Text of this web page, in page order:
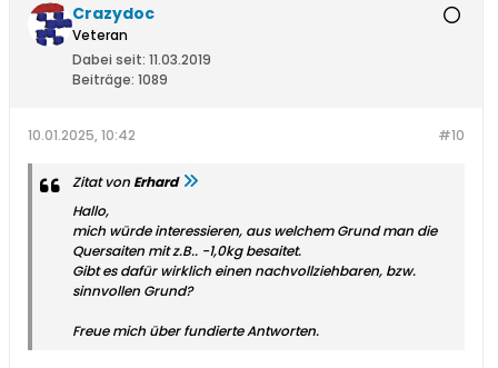
Crazydoc
Veteran
Dabei seit: 11.03.2019
Beiträge: 1089
#10
10.01.2025, 10:42
Zitat vonErhard
Hallo,
mich würde interessieren, aus welchem Grund man die
Quersaiten mit z.B.. -1,0kg besaitet.
Gibt es dafür wirklich einen nachvollziehbaren, bzw.
sinnvollen Grund?
Freue mich über fundierte Antworten.